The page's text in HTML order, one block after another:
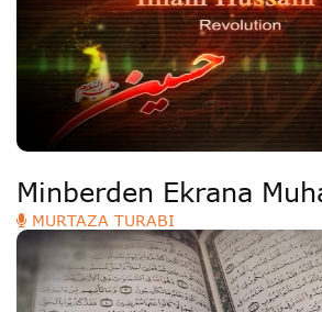
Minberden Ekrana
MURTAZA TURABI